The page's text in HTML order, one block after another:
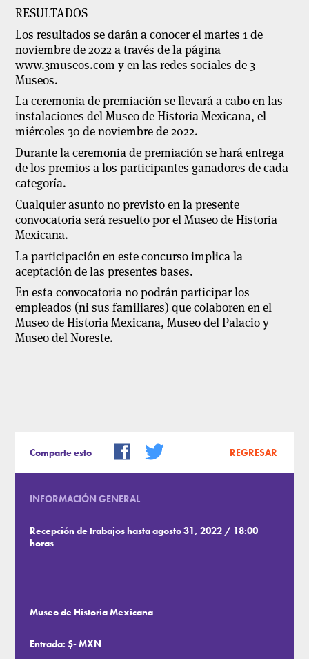
RESULTADOS
Los resultados se darán a conocer el martes 1 de
noviembre de 2022 a través de la página
www.3museos.com y en las redes sociales de 3
Museos.
La ceremonia de premiación se llevará a cabo en las
instalaciones del Museo de Historia Mexicana, el
miércoles 30 de noviembre de 2022.
Durante la ceremonia de premiación se hará entrega
de los premios a los participantes ganadores de cada
categoría.
Cualquier asunto no previsto en la presente
convocatoria será resuelto por el Museo de Historia
Mexicana.
La participación en este concurso implica la
aceptación de las presentes bases.
En esta convocatoria no podrán participar los
empleados (ni sus familiares) que colaboren en el
Museo de Historia Mexicana, Museo del Palacio y
Museo del Noreste.
Comparte esto REGRESAR
INFORMACIÓN GENERAL
Recepción de trabajos hasta agosto 31, 2022 / 18:00
horas
Museo de Historia Mexicana
Entrada: $- MXN